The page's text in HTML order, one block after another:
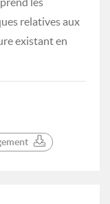
relatives aux
existant en